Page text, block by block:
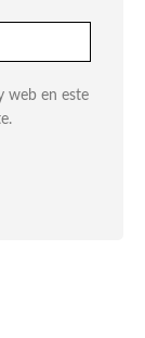
web en este